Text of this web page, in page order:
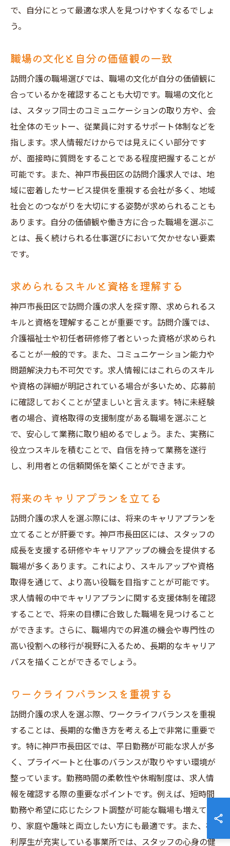
で、自分にとって最適な求人を見つけやすくなるでしょ
う。
職場の文化と自分の価値観の一致
訪問介護の職場選びでは、職場の文化が自分の価値観に
合っているかを確認することも大切です。職場の文化と
は、スタッフ同士のコミュニケーションの取り方や、会
社全体のモットー、従業員に対するサポート体制などを
指します。求人情報だけからでは見えにくい部分です
が、面接時に質問をすることである程度把握することが
可能です。また、神戸市長田区の訪問介護求人では、地
域に密着したサービス提供を重視する会社が多く、地域
社会とのつながりを大切にする姿勢が求められることも
あります。自分の価値観や働き方に合った職場を選ぶこ
とは、長く続けられる仕事選びにおいて欠かせない要素
です。
求められるスキルと資格を理解する
神戸市長田区で訪問介護の求人を探す際、求められるス
キルと資格を理解することが重要です。訪問介護では、
介護福祉士や初任者研修修了者といった資格が求められ
ることが一般的です。また、コミュニケーション能力や
問題解決力も不可欠です。求人情報にはこれらのスキル
や資格の詳細が明記されている場合が多いため、応募前
に確認しておくことが望ましいと言えます。特に未経験
者の場合、資格取得の支援制度がある職場を選ぶこと
で、安心して業務に取り組めるでしょう。また、実務に
役立つスキルを積むことで、自信を持って業務を遂行
し、利用者との信頼関係を築くことができます。
将来のキャリアプランを立てる
訪問介護の求人を選ぶ際には、将来のキャリアプランを
立てることが肝要です。神戸市長田区には、スタッフの
成長を支援する研修やキャリアアップの機会を提供する
職場が多くあります。これにより、スキルアップや資格
取得を通じて、より高い役職を目指すことが可能です。
求人情報の中でキャリアプランに関する支援体制を確認
することで、将来の目標に合致した職場を見つけること
ができます。さらに、職場内での昇進の機会や専門性の
高い役割への移行が視野に入るため、長期的なキャリア
パスを描くことができるでしょう。
ワークライフバランスを重視する
訪問介護の求人を選ぶ際、ワークライフバランスを重視
することは、長期的な働き方を考える上で非常に重要で
す。特に神戸市長田区では、平日勤務が可能な求人が多
く、プライベートと仕事のバランスが取りやすい環境が
整っています。勤務時間の柔軟性や休暇制度は、求人情
報を確認する際の重要なポイントです。例えば、短時間
勤務や希望に応じたシフト調整が可能な職場も増えてお
り、家庭や趣味と両立したい方にも最適です。また、福
利厚生が充実している事業所では、スタッフの心身の健